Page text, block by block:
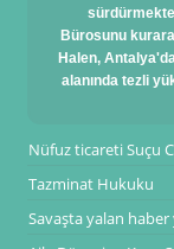
sürdürmekte
Bürosunu
Halen,
alanında tezli
Nüfuz ticareti Suçu
Tazminat Hukuku
Savaşta yalan haber